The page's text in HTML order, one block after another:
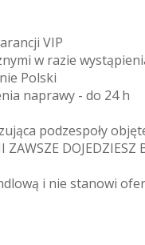
VIP
w razie
Polski
naprawy - do 24 h
podzespoły
DOJEDZIESZ
i nie stanowi